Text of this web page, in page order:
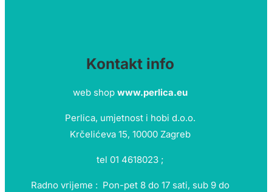
Kontakt info
web shop www.perlica.eu
Perlica, umjetnost i hobi d.o.o.
Krčelićeva 15, 10000 Zagreb
tel 01 4618023 ;
Radno vrijeme : Pon-pet 8 do 17 sati, sub 9 do